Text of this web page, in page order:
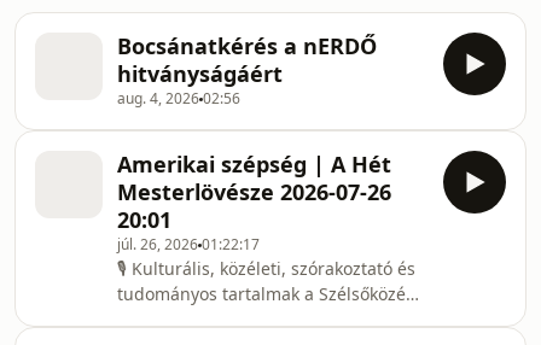
Bocsánatkérés a nERDŐ
hitványságáért
aug. 4, 202602:56
Amerikai szépség | A Hét
Mesterlövésze 2026-07-26
20:01
júl. 26, 202601:22:17
🎙️ Kulturális, közéleti, szórakoztató és
tudományos tartalmak a Szélsőközép